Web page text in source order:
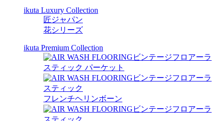
ikuta Luxury Collection
匠ジャパン
花シリーズ
ikuta Premium Collection
ビンテージフロアーラ
スティック パーケット
ビンテージフロアーラ
スティック
フレンチヘリンボーン
ビンテージフロアーラ
スティック